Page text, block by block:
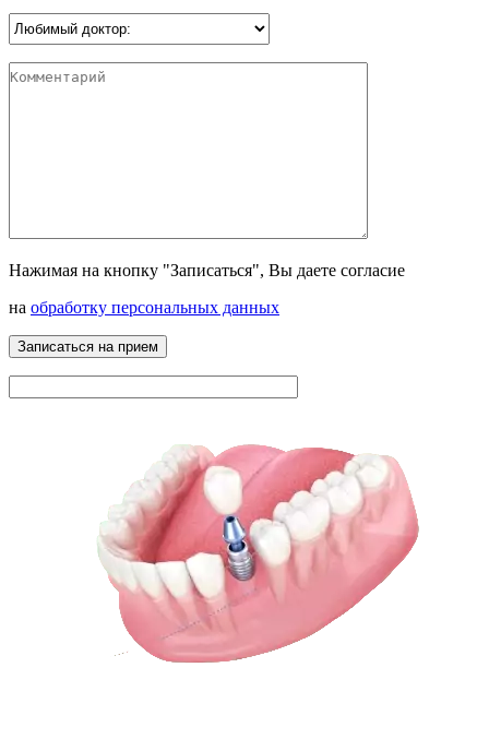
Нажимая на кнопку "Записаться", Вы даете согласие
на обработку персональных данных